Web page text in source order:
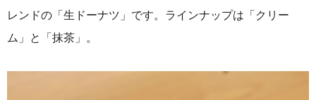
レンドの「生ドーナツ」です。ラインナップは「クリー
ム」と「抹茶」。